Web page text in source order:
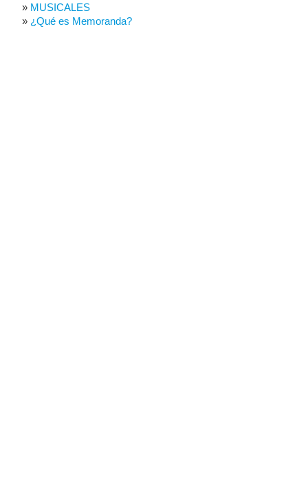
MUSICALES
¿Qué es Memoranda?